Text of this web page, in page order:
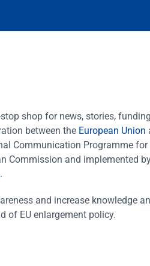
shop for news, stories,
between the European Union
Communication Programme for
Commission and implemented
.
and increase knowledge
of EU enlargement policy.